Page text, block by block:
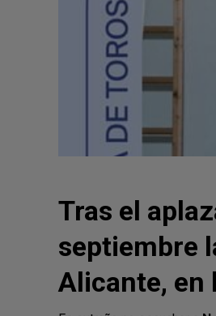
Tras el
septiembre
Alicante, en